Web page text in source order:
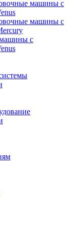
машины с
машины с
с